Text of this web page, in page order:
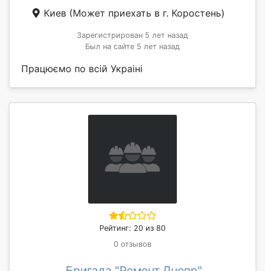
Киев (Может приехать в г. Коростень)
Зарегистрирован 5 лет назад
Был на сайте 5 лет назад
Працюємо по всій Украіні
Рейтинг: 20 из 80
0 отзывов